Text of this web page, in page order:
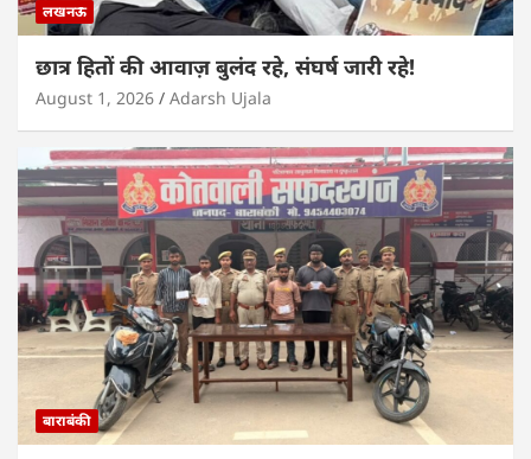
लखनऊ
छात्र हितों की आवाज़ बुलंद रहे, संघर्ष जारी रहे!
August 1, 2026 Adarsh Ujala
बाराबंकी